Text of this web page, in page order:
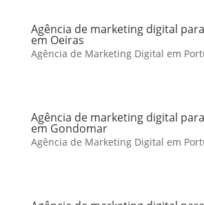
Agência de marketing digital
em Oeiras
Agência de Marketing Digital em
Agência de marketing digital
em Gondomar
Agência de Marketing Digital em